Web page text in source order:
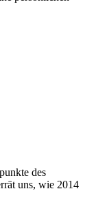
des
uns, wie 2014